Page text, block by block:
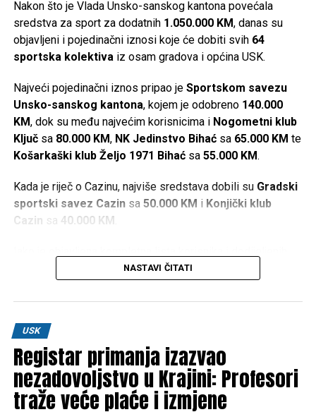
Nakon što je Vlada Unsko-sanskog kantona povećala
sredstva za sport za dodatnih 1.050.000 KM, danas su
objavljeni i pojedinačni iznosi koje će dobiti svih 64
sportska kolektivaiz osam gradova i općina USK.
Najveći pojedinačni iznos pripao je Sportskom savezu
Unsko-sanskog kantona, kojem je odobreno 140.000
KM, dok su među najvećim korisnicima i Nogometni klub
Ključsa 80.000 KM, NK Jedinstvo Bihaćsa 65.000 KM te
Košarkaški klub Željo 1971 Bihaćsa 55.000 KM.
Kada je riječ o Cazinu, najviše sredstava dobili su Gradski
sportski savez Cazinsa 50.000 KM i Konjički klub
Cazin sa 40.000 KM
iznosa, u dostupnim informacijama nisu navedeni kriteriji
pojedini sportski kolektiv.
Najveći pojedinačni iznosi
Sportski savez USK –140.000 KM
Nogometni klub “Ključ” –80.000 KM
NASTAVI ČITATI
USK
Registar primanja izazvao
nezadovoljstvo u Krajini: Profesori
traže veće plaće i izmjene